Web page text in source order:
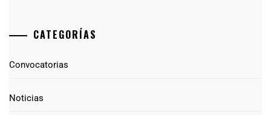
CATEGORÍAS
Convocatorias
Noticias